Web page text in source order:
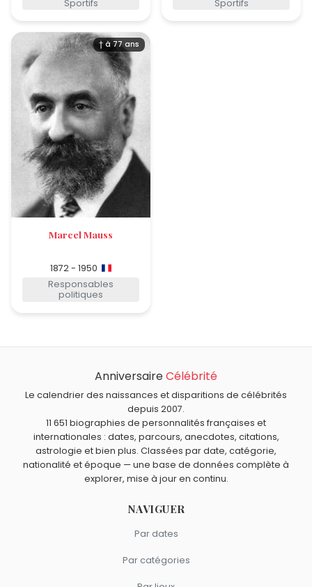
Sportifs
Sportifs
† à 77 ans
Marcel Mauss
1872 - 1950
Responsables
politiques
AnniversaireCélébrité
Le calendrier des naissances et disparitions de célébrités
depuis 2007.
11 651 biographies de personnalités françaises et
internationales : dates, parcours, anecdotes, citations,
astrologie et bien plus. Classées par date, catégorie,
nationalité et époque — une base de données complète à
explorer, mise à jour en continu.
NAVIGUER
Par dates
Par catégories